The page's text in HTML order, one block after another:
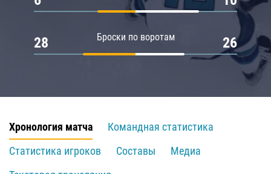
Броски по воротам
28 26
Хронология матча
Командная статистика
Статистика игроков
Составы
Медиа